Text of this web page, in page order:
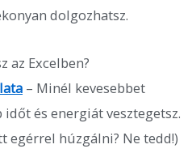
dolgozhatsz.
az Excelben?
– Minél kevesebbet
és energiát vesztegetsz.
egérrel húzgálni? Ne tedd!)